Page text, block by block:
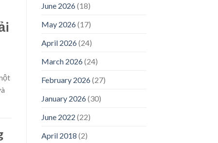
June 2026(18)
May 2026(17)
April 2026(24)
March 2026(24)
February 2026(27)
January 2026(30)
June 2022 (22)
April 2018 (2)